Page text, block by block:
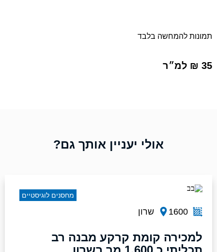
תמונות להמחשה בלבד
35 ₪ למ״ר
אולי יעניין אותך גם?
1600 שרון
למכירה קומת קרקע מבנה רב
מחסנים לוגיסטיים